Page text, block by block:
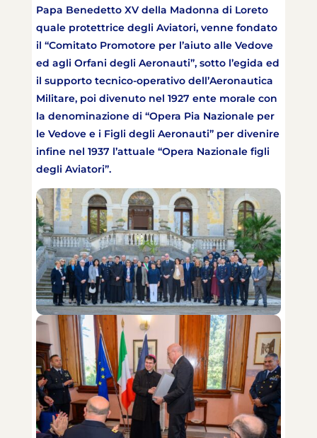
Papa Benedetto XV della Madonna di Loreto
quale protettrice degli Aviatori, venne fondato
il “Comitato Promotore per l’aiuto alle Vedove
ed agli Orfani degli Aeronauti”, sotto l’egida ed
il supporto tecnico-operativo dell’Aeronautica
Militare, poi divenuto nel 1927 ente morale con
la denominazione di “Opera Pia Nazionale per
le Vedove e i Figli degli Aeronauti” per divenire
infine nel 1937 l’attuale “Opera Nazionale figli
degli Aviatori”.